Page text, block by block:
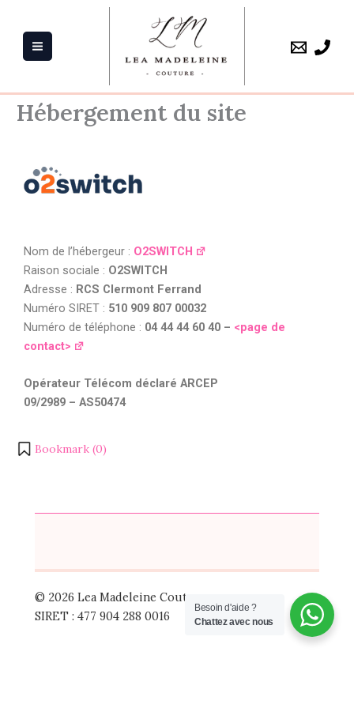
contenu
Hébergement du site
Nom de l’hébergeur : O2SWITCH
Raison sociale : O2SWITCH
Adresse : RCS Clermont Ferrand
Numéro SIRET : 510 909 807 00032
Numéro de téléphone : 04 44 44 60 40 – <page de
contact>
Opérateur Télécom déclaré ARCEP
09/2989 – AS50474
Bookmark (0)
© 2026 Lea Madeleine Couture
SIRET : 477 904 288 0016
Besoin d'aide ?
Chattez avec nous